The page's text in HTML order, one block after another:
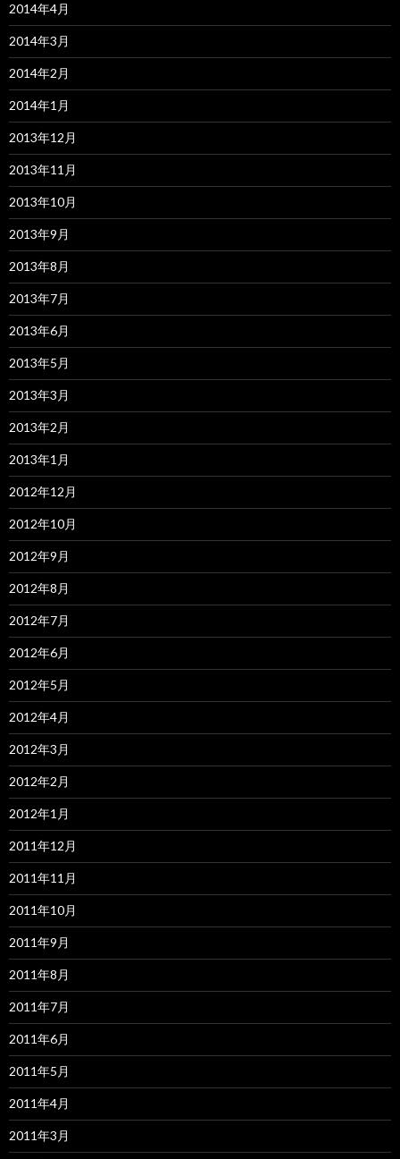
2014年4月
2014年3月
2014年2月
2014年1月
2013年12月
2013年11月
2013年10月
2013年9月
2013年8月
2013年7月
2013年6月
2013年5月
2013年3月
2013年2月
2013年1月
2012年12月
2012年10月
2012年9月
2012年8月
2012年7月
2012年6月
2012年5月
2012年4月
2012年3月
2012年2月
2012年1月
2011年12月
2011年11月
2011年10月
2011年9月
2011年8月
2011年7月
2011年6月
2011年5月
2011年4月
2011年3月